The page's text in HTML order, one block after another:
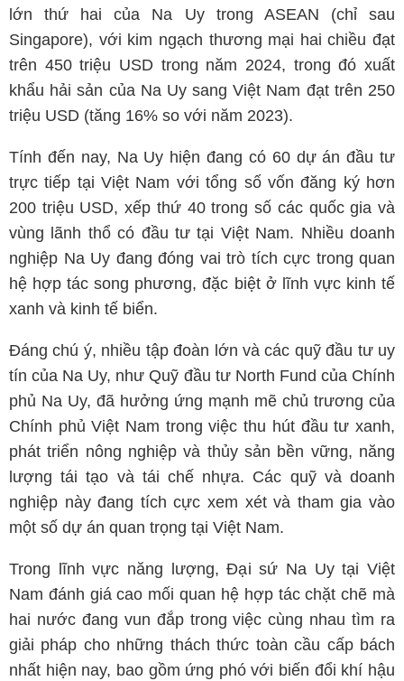
lớn thứ hai của Na Uy trong ASEAN (chỉ sau
Singapore), với kim ngạch thương mại hai chiều đạt
trên 450 triệu USD trong năm 2024, trong đó xuất
khẩu hải sản của Na Uy sang Việt Nam đạt trên 250
triệu USD (tăng 16% so với năm 2023).
Tính đến nay, Na Uy hiện đang có 60 dự án đầu tư
trực tiếp tại Việt Nam với tổng số vốn đăng ký hơn
200 triệu USD, xếp thứ 40 trong số các quốc gia và
vùng lãnh thổ có đầu tư tại Việt Nam. Nhiều doanh
nghiệp Na Uy đang đóng vai trò tích cực trong quan
hệ hợp tác song phương, đặc biệt ở lĩnh vực kinh tế
xanh và kinh tế biển.
Đáng chú ý, nhiều tập đoàn lớn và các quỹ đầu tư uy
tín của Na Uy, như Quỹ đầu tư North Fund của Chính
phủ Na Uy, đã hưởng ứng mạnh mẽ chủ trương của
Chính phủ Việt Nam trong việc thu hút đầu tư xanh,
phát triển nông nghiệp và thủy sản bền vững, năng
lượng tái tạo và tái chế nhựa. Các quỹ và doanh
nghiệp này đang tích cực xem xét và tham gia vào
một số dự án quan trọng tại Việt Nam.
Trong lĩnh vực năng lượng, Đại sứ Na Uy tại Việt
Nam đánh giá cao mối quan hệ hợp tác chặt chẽ mà
hai nước đang vun đắp trong việc cùng nhau tìm ra
giải pháp cho những thách thức toàn cầu cấp bách
nhất hiện nay, bao gồm ứng phó với biến đổi khí hậu